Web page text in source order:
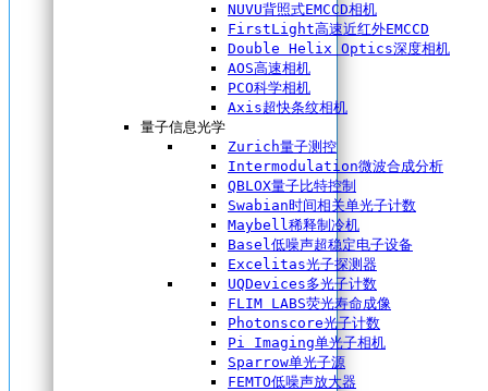
NUVU背照式EMCCD相机
FirstLight高速近红外EMCCD
Double Helix Optics深度相机
AOS高速相机
PCO科学相机
Axis超快条纹相机
量子信息光学
Zurich量子测控
Intermodulation微波合成分析
QBLOX量子比特控制
Swabian时间相关单光子计数
Maybell稀释制冷机
Basel低噪声超稳定电子设备
Excelitas光子探测器
UQDevices多光子计数
FLIM LABS荧光寿命成像
Photonscore光子计数
Pi Imaging单光子相机
Sparrow单光子源
FEMTO低噪声放大器